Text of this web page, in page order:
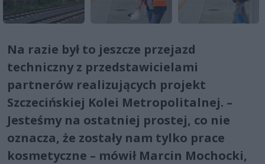
Na razie był to jeszcze przejazd
techniczny z przedstawicielami
partnerów realizujących projekt
Szczecińskiej Kolei Metropolitalnej. –
Jesteśmy na ostatniej prostej, co nie
oznacza, że zostały nam tylko prace
kosmetyczne – mówił Marcin Mochocki,